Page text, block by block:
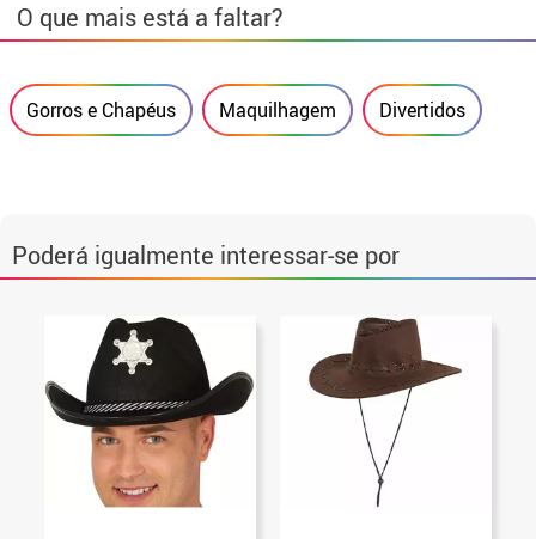
O que mais está a faltar?
Gorros e Chapéus Maquilhagem Divertidos
Poderá igualmente interessar-se por